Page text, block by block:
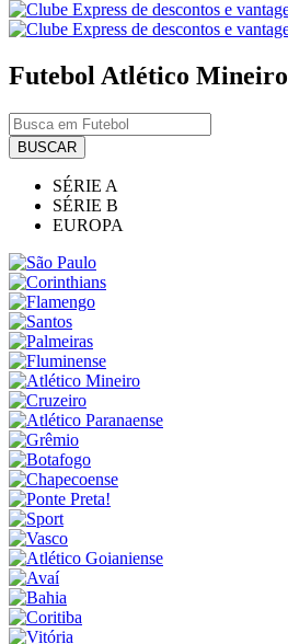
Futebol Atlético Mineiro
BUSCAR
SÉRIE A
SÉRIE B
EUROPA